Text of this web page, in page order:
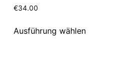
€34.00
Ausführung wählen